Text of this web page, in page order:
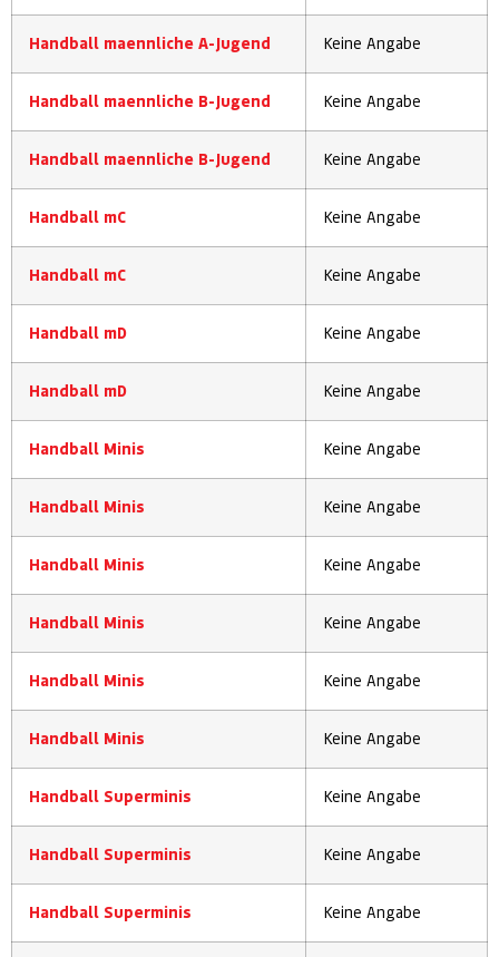
Handball maennliche A-Jugend Keine Angabe
Handball maennliche B-Jugend Keine Angabe
Handball maennliche B-Jugend Keine Angabe
Handball mC Keine Angabe
Handball mC Keine Angabe
Handball mD Keine Angabe
Handball mD Keine Angabe
Handball Minis Keine Angabe
Handball Minis Keine Angabe
Handball Minis Keine Angabe
Handball Minis Keine Angabe
Handball Minis Keine Angabe
Handball Minis Keine Angabe
Handball Superminis Keine Angabe
Handball Superminis Keine Angabe
Handball Superminis Keine Angabe